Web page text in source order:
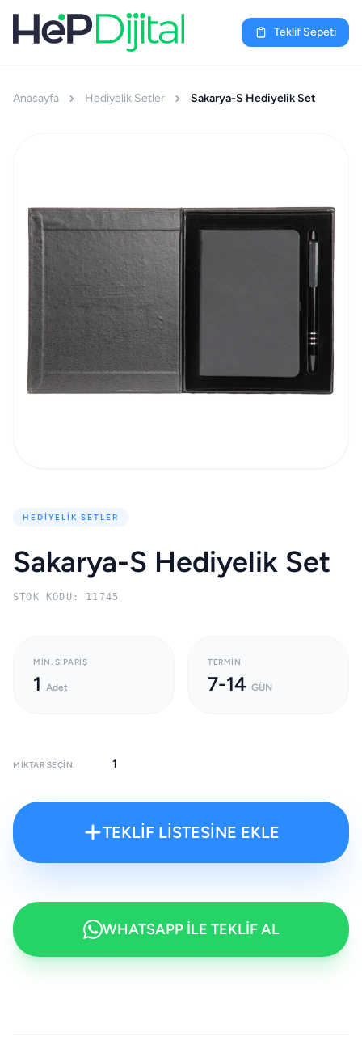
Teklif Sepeti
Anasayfa Hediyelik Setler Sakarya-S Hediyelik Set
HEDIYELIK SETLER
Sakarya-S Hediyelik Set
STOK KODU: 11745
MIN. SIPARIŞ
1 Adet
TERMIN
7-14 GÜN
MIKTAR SEÇIN:
TEKLİF LİSTESİNE EKLE
WHATSAPP İLE TEKLİF AL